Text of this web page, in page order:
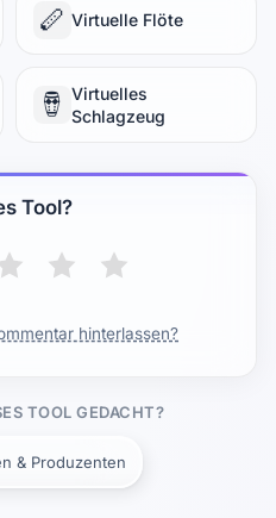
🪈 Virtuelle Flöte
🪘 Virtuelles
Schlagzeug
Tool?
hinterlassen?
TOOL GEDACHT?
& Produzenten